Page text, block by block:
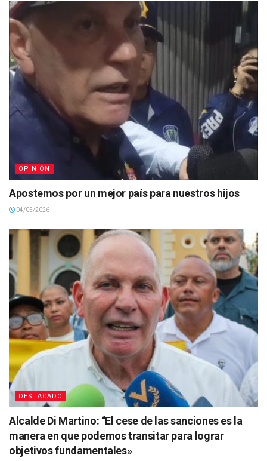
OPINIÓN
Apostemos por un mejor país para nuestros hijos
04/05/2026
DESTACADO
Alcalde Di Martino: “El cese de las sanciones es la
manera en que podemos transitar para lograr
objetivos fundamentales»